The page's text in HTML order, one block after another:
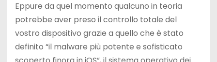
Eppure da quel momento qualcuno in teoria
potrebbe aver preso il controllo totale del
vostro dispositivo grazie a quello che è stato
definito “il malware più potente e sofisticato